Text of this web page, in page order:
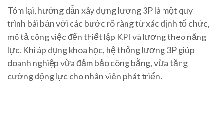
Tóm lại, hướng dẫn xây dựng lương 3P là một quy
trình bài bản với các bước rõ ràng từ xác định tổ chức,
mô tả công việc đến thiết lập KPI và lương theo năng
lực. Khi áp dụng khoa học, hệ thống lương 3P giúp
doanh nghiệp vừa đảm bảo công bằng, vừa tăng
cường động lực cho nhân viên phát triển.